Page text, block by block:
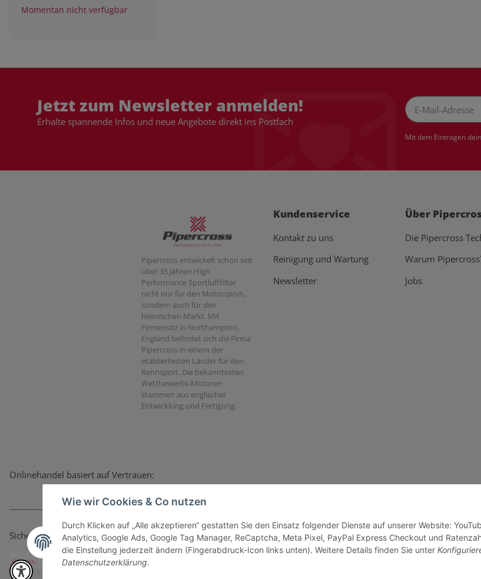
Wie wir Cookies & Co nutzen
Durch Klicken auf „Alle akzeptieren“ gestatten Sie den Einsatz folgender Dienste auf unserer Website:
Analytics, Google Ads, Google Tag Manager, ReCaptcha, Meta Pixel, PayPal Express Checkout und
die Einstellung jederzeit ändern (Fingerabdruck-Icon links unten). Weitere Details finden Sie unter
Datenschutzerklärung.
Momentan nicht verfügbar
Jetzt zum Newsletter anmelden!
Erhalte spannende Infos und neue Angebote direkt ins Postfach
Mit dem Eintragen
Pipercross entwickelt schon seit
über 35 Jahren High
Performance Sportluftfilter
nicht nur für den Motorsport,
sondern auch für den
heimischen Markt. Mit
Firmensitz in Northampton,
England befindet sich die Firma
Pipercross in einem der
etabliertesten Länder für den
Rennsport. Die bekanntesten
Wettbewerbs-Motoren
stammen aus englischer
Entwicklung und Fertigung.
Kundenservice
Kontakt zu uns
Reinigung und Wartung
Newsletter
Über
Die Pipercross
Warum
Jobs
Onlinehandel basiert auf Vertrauen:
Sicher bezahlen via: